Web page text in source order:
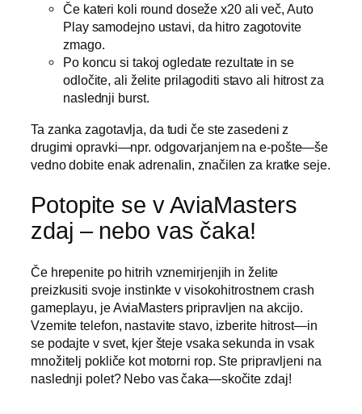
Če kateri koli round doseže x20 ali več, Auto
Play samodejno ustavi, da hitro zagotovite
zmago.
Po koncu si takoj ogledate rezultate in se
odločite, ali želite prilagoditi stavo ali hitrost za
naslednji burst.
Ta zanka zagotavlja, da tudi če ste zasedeni z
drugimi opravki—npr. odgovarjanjem na e‑pošte—še
vedno dobite enak adrenalin, značilen za kratke seje.
Potopite se v AviaMasters
zdaj – nebo vas čaka!
Če hrepenite po hitrih vznemirjenjih in želite
preizkusiti svoje instinkte v visokohitrostnem crash
gameplayu, je AviaMasters pripravljen na akcijo.
Vzemite telefon, nastavite stavo, izberite hitrost—in
se podajte v svet, kjer šteje vsaka sekunda in vsak
množitelj pokliče kot motorni rop. Ste pripravljeni na
naslednji polet? Nebo vas čaka—skočite zdaj!